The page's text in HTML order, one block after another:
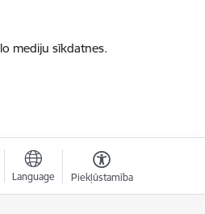
mediju sīkdatnes.
Language Piekļūstamība